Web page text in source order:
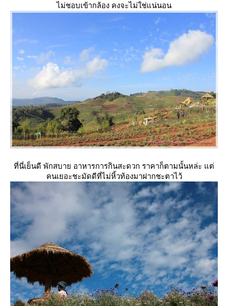
ไม่ชอบเข้ากล้อง คงจะไม่ใช่แน่นอน
ที่นี่เย็นดี พักสบาย อาหารการกินสะดวก ราคาก็ตามนั้นหล่ะ แต่
คนเยอะชะมัดดีที่ไม่หิ้วท้องมาฝากชะตาไว้